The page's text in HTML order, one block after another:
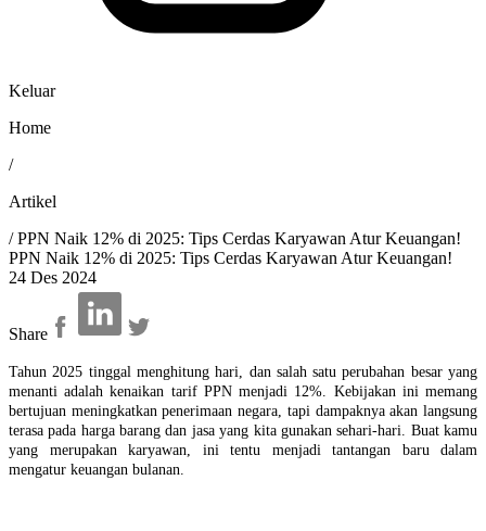
Keluar
Home
/
Artikel
/PPN Naik 12% di 2025: Tips Cerdas Karyawan Atur Keuangan!
PPN Naik 12% di 2025: Tips Cerdas Karyawan Atur Keuangan!
24 Des 2024
Share
Tahun 2025 tinggal menghitung hari, dan salah satu perubahan besar yang
menanti adalah kenaikan tarif PPN menjadi 12%. Kebijakan ini memang
bertujuan meningkatkan penerimaan negara, tapi dampaknya akan langsung
terasa pada harga barang dan jasa yang kita gunakan sehari-hari. Buat kamu
yang merupakan karyawan, ini tentu menjadi tantangan baru dalam
mengatur keuangan bulanan.